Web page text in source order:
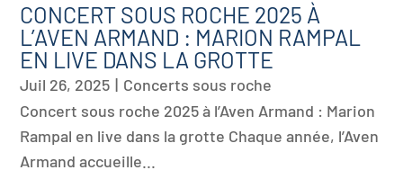
CONCERT SOUS ROCHE 2025 À
L’AVEN ARMAND : MARION RAMPAL
EN LIVE DANS LA GROTTE
Juil 26, 2025 | Concerts sous roche
Concert sous roche 2025 à l’Aven Armand : Marion
Rampal en live dans la grotte Chaque année, l’Aven
Armand accueille...